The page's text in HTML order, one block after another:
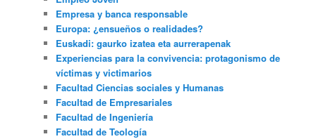
Empresa y banca responsable
Europa: ¿ensueños o realidades?
Euskadi: gaurko izatea eta aurrerapenak
Experiencias para la convivencia: protagonismo de
víctimas y victimarios
Facultad Ciencias sociales y Humanas
Facultad de Empresariales
Facultad de Ingeniería
Facultad de Teología